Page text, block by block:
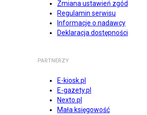
Zmiana ustawień zgód
Regulamin serwisu
Informacje o nadawcy
Deklaracja dostępności
PARTNERZY
E-kiosk.pl
E-gazety.pl
Nexto.pl
Mała księgowość